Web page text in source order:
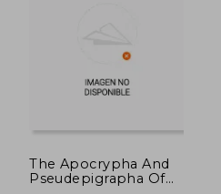
The Apocrypha And
Pseudepigrapha Of